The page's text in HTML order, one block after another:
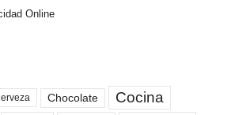
Online
Chocolate Cocina